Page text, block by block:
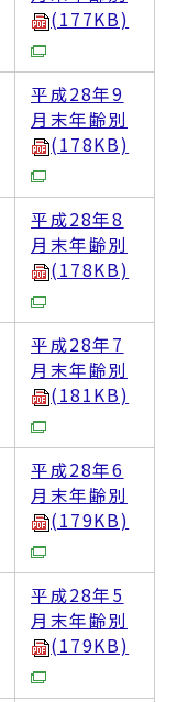
(177KB)
平成28年9
月末年齢別
(178KB)
平成28年8
月末年齢別
(178KB)
平成28年7
月末年齢別
(181KB)
平成28年6
月末年齢別
(179KB)
平成28年5
月末年齢別
(179KB)